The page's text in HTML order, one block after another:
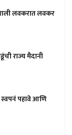
लवकरात लवकर
राज्य मैदानी
स्वपनं पहावे आणि